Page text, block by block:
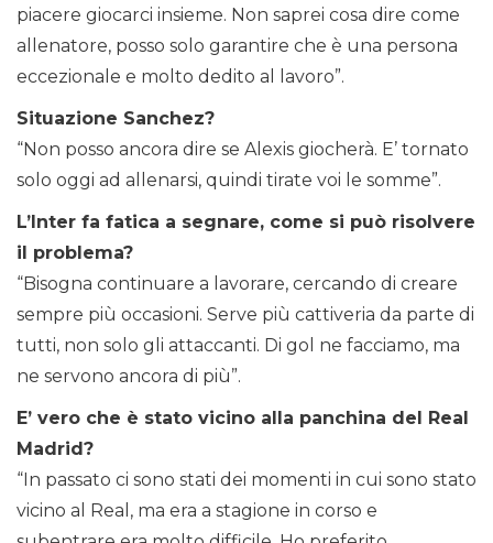
piacere giocarci insieme. Non saprei cosa dire come
allenatore, posso solo garantire che è una persona
eccezionale e molto dedito al lavoro”.
Situazione Sanchez?
“Non posso ancora dire se Alexis giocherà. E’ tornato
solo oggi ad allenarsi, quindi tirate voi le somme”.
L’Inter fa fatica a segnare, come si può risolvere
il problema?
“Bisogna continuare a lavorare, cercando di creare
sempre più occasioni. Serve più cattiveria da parte di
tutti, non solo gli attaccanti. Di gol ne facciamo, ma
ne servono ancora di più”.
E’ vero che è stato vicino alla panchina del Real
Madrid?
“In passato ci sono stati dei momenti in cui sono stato
vicino al Real, ma era a stagione in corso e